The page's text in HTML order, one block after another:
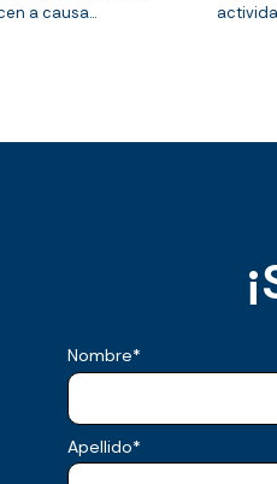
a causa...
Nombre*
Apellido*